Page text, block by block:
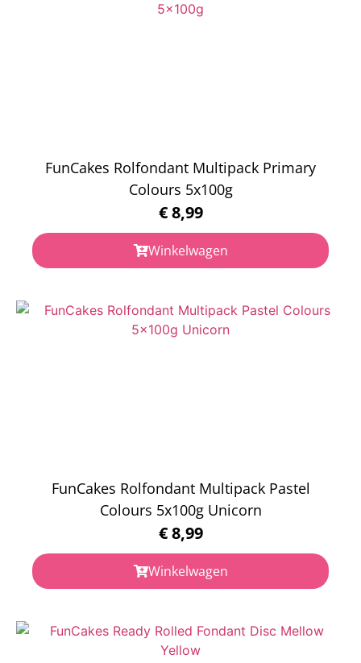
FunCakes Rolfondant Multipack Primary
Colours 5x100g
€8,99
Winkelwagen
FunCakes Rolfondant Multipack Pastel
Colours 5x100g Unicorn
€8,99
Winkelwagen